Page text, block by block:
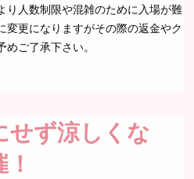
り人数制限や混雑のために入場が難
変更になりますがその際の返金やク
ご了承下さい。
せず涼しくな